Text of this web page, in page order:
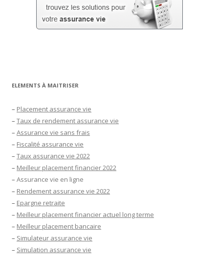
ELEMENTS À MAITRISER
– Placement assurance vie
– Taux de rendement assurance vie
– Assurance vie sans frais
– Fiscalité assurance vie
– Taux assurance vie 2022
– Meilleur placement financier 2022
– Assurance vie en ligne
– Rendement assurance vie 2022
– Epargne retraite
– Meilleur placement financier actuel long terme
– Meilleur placement bancaire
– Simulateur assurance vie
– Simulation assurance vie